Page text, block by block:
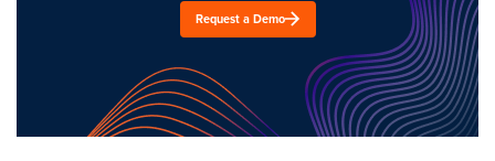
Request a Demo